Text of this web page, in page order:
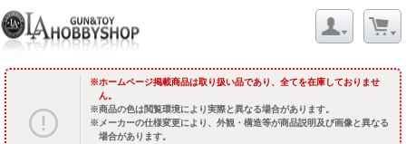
ホームページ掲載商品は取り扱い品であり、全てを在庫しておりませ
ん。
商品の色は閲覧環境により実際と異なる場合があります。
メーカーの仕様変更により、外観・構造等が商品説明及び画像と異なる
場合があります。